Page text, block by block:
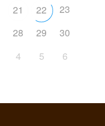
21 22
23
28 29
30
4 5 6